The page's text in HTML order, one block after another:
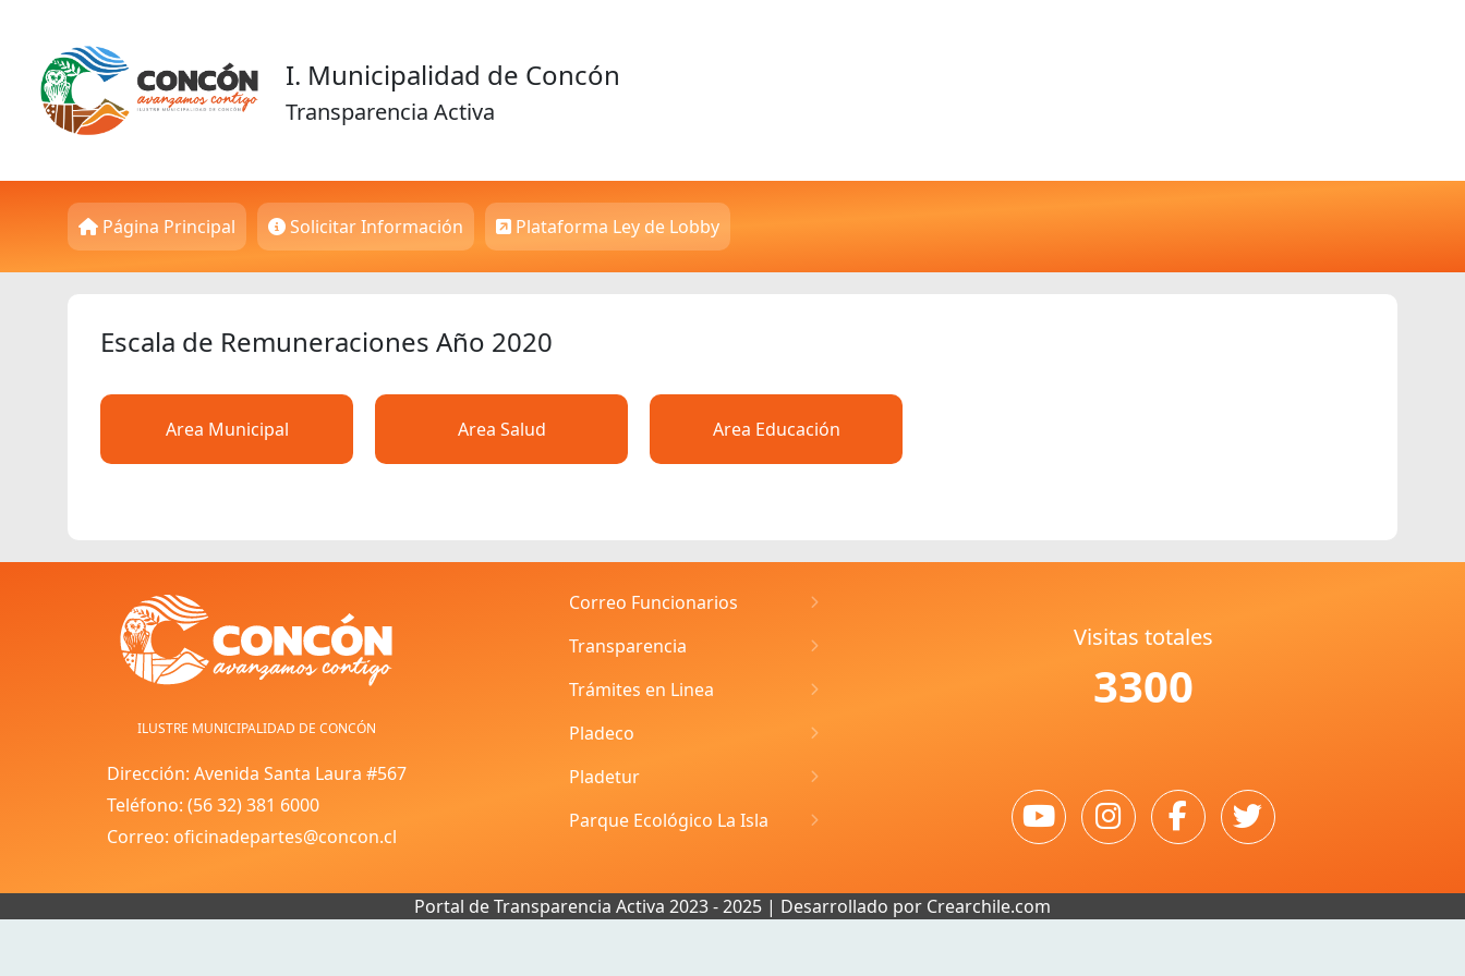
I. Municipalidad de Concón
Transparencia Activa
Página Principal Solicitar Información Plataforma Ley de Lobby
Escala de Remuneraciones Año 2020
Area Municipal Area Salud Area Educación
ILUSTRE MUNICIPALIDAD DE CONCÓN
Dirección: Avenida Santa Laura #567
Teléfono: (56 32) 381 6000
Correo: oficinadepartes@concon.cl
Correo Funcionarios
Transparencia
Trámites en Linea
Pladeco
Pladetur
Parque Ecológico La Isla
Visitas totales
3300
Portal de Transparencia Activa 2023 - 2025 | Desarrollado por Crearchile.com